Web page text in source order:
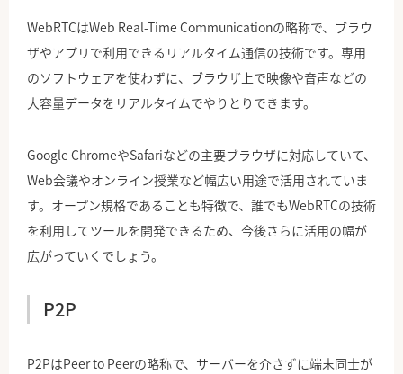
WebRTCはWeb Real-Time Communicationの略称で、ブラウ
ザやアプリで利用できるリアルタイム通信の技術です。専用
のソフトウェアを使わずに、ブラウザ上で映像や音声などの
大容量データをリアルタイムでやりとりできます。
Google ChromeやSafariなどの主要ブラウザに対応していて、
Web会議やオンライン授業など幅広い用途で活用されていま
す。オープン規格であることも特徴で、誰でもWebRTCの技術
を利用してツールを開発できるため、今後さらに活用の幅が
広がっていくでしょう。
P2P
P2PはPeer to Peerの略称で、サーバーを介さずに端末同士が